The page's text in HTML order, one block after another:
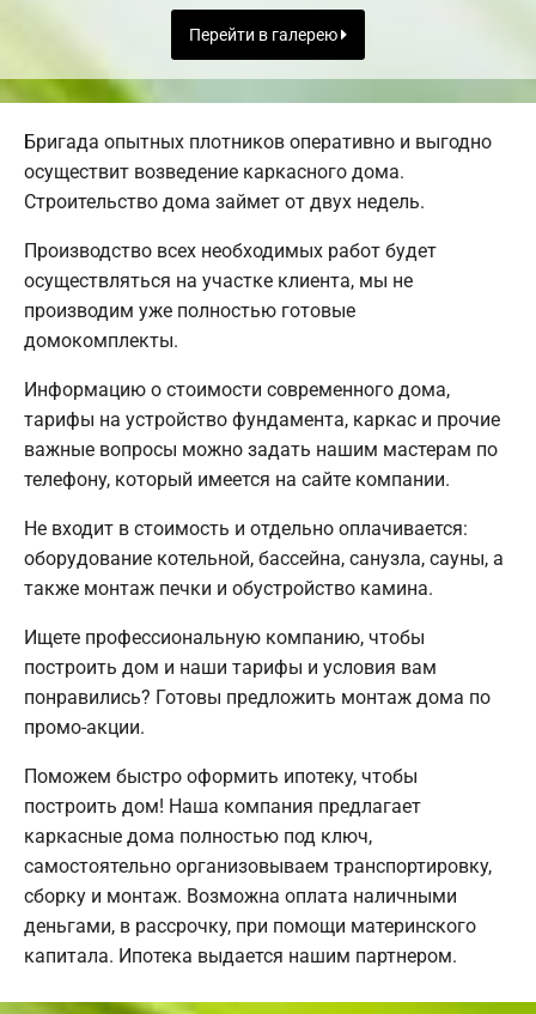
Перейти в галерею
Бригада опытных плотников оперативно и выгодно
осуществит возведение каркасного дома.
Строительство дома займет от двух недель.
Производство всех необходимых работ будет
осуществляться на участке клиента, мы не
производим уже полностью готовые
домокомплекты.
Информацию о стоимости современного дома,
тарифы на устройство фундамента, каркас и прочие
важные вопросы можно задать нашим мастерам по
телефону, который имеется на сайте компании.
Не входит в стоимость и отдельно оплачивается:
оборудование котельной, бассейна, санузла, сауны, а
также монтаж печки и обустройство камина.
Ищете профессиональную компанию, чтобы
построить дом и наши тарифы и условия вам
понравились? Готовы предложить монтаж дома по
промо-акции.
Поможем быстро оформить ипотеку, чтобы
построить дом! Наша компания предлагает
каркасные дома полностью под ключ,
самостоятельно организовываем транспортировку,
сборку и монтаж. Возможна оплата наличными
деньгами, в рассрочку, при помощи материнского
капитала. Ипотека выдается нашим партнером.